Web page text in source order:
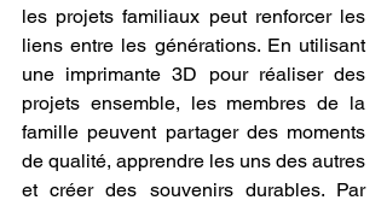
les projets familiaux peut renforcer les
liens entre les générations. En utilisant
une imprimante 3D pour réaliser des
projets ensemble, les membres de la
famille peuvent partager des moments
de qualité, apprendre les uns des autres
et créer des souvenirs durables. Par